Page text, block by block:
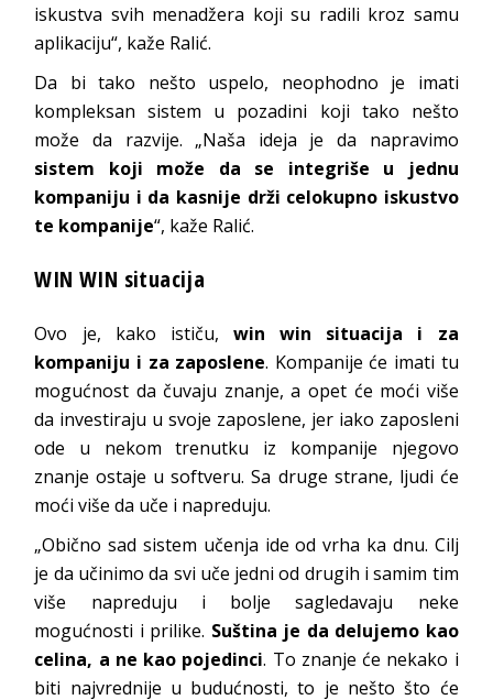
iskustva svih menadžera koji su radili kroz samu
aplikaciju“, kaže Ralić.
Da bi tako nešto uspelo, neophodno je imati
kompleksan sistem u pozadini koji tako nešto
može da razvije. „Naša ideja je da napravimo
sistem koji može da se integriše u jednu
kompaniju i da kasnije drži celokupno iskustvo
te kompanije“, kaže Ralić.
WIN WIN situacija
Ovo je, kako ističu, win win situacija i za
kompaniju i za zaposlene. Kompanije će imati tu
mogućnost da čuvaju znanje, a opet će moći više
da investiraju u svoje zaposlene, jer iako zaposleni
ode u nekom trenutku iz kompanije njegovo
znanje ostaje u softveru. Sa druge strane, ljudi će
moći više da uče i napreduju.
„Obično sad sistem učenja ide od vrha ka dnu. Cilj
je da učinimo da svi uče jedni od drugih i samim tim
više napreduju i bolje sagledavaju neke
mogućnosti i prilike. Suština je da delujemo kao
celina, a ne kao pojedinci. To znanje će nekako i
biti najvrednije u budućnosti, to je nešto što će